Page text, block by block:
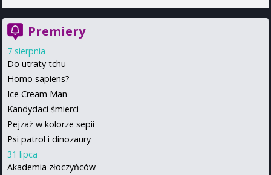
Premiery
7 sierpnia
Do utraty tchu
Homo sapiens?
Ice Cream Man
Kandydaci śmierci
Pejzaż w kolorze sepii
Psi patrol i dinozaury
31 lipca
Akademia złoczyńców